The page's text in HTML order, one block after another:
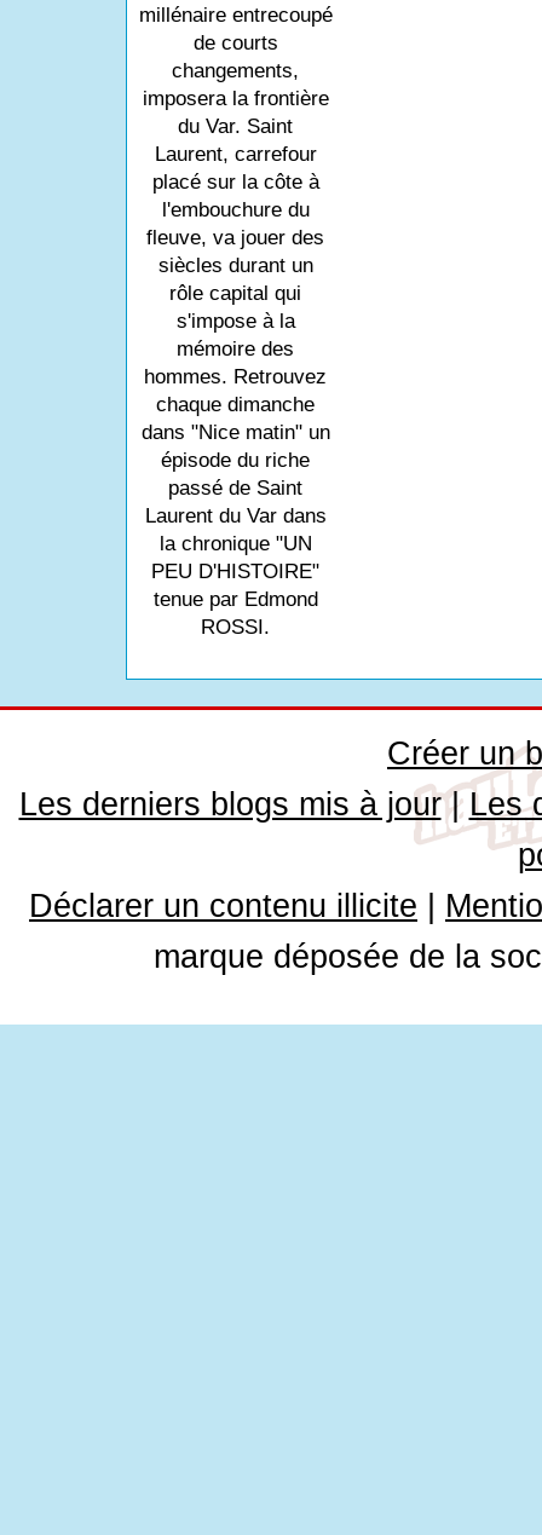
millénaire entrecoupé
de courts
changements,
imposera la frontière
du Var. Saint
Laurent, carrefour
placé sur la côte à
l'embouchure du
fleuve, va jouer des
siècles durant un
rôle capital qui
s'impose à la
mémoire des
hommes. Retrouvez
chaque dimanche
dans "Nice matin" un
épisode du riche
passé de Saint
Laurent du Var dans
la chronique "UN
PEU D'HISTOIRE"
tenue par Edmond
ROSSI.
Créer un
Les derniers blogs mis à jour| Les
Déclarer un contenu illicite
marque déposée de la